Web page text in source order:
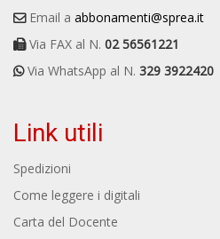
Email a abbonamenti@sprea.it
Via FAX al N. 02 56561221
Via WhatsApp al N. 329 3922420
Link utili
Spedizioni
Come leggere i digitali
Carta del Docente